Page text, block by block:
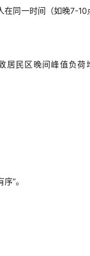
在同一时间（如晚7-10
居民区晚间峰值负荷
”。